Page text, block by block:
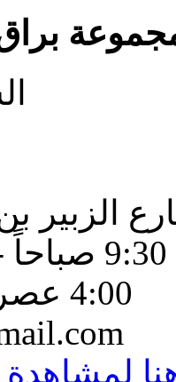
براق
- بمخرج 15 - شارع
4:00 عصراً - 10:30 مساءً